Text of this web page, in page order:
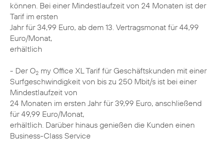
können. Bei einer Mindestlaufzeit von 24 Monaten ist der
Tarif im ersten
Jahr für 34,99 Euro, ab dem 13. Vertragsmonat für 44,99
Euro/Monat,
erhältlich
- Der O2 my Office XL Tarif für Geschäftskunden mit einer
Surfgeschwindigkeit von bis zu 250 Mbit/s ist bei einer
Mindestlaufzeit von
24 Monaten im ersten Jahr für 39,99 Euro, anschließend
für 49,99 Euro/Monat,
erhältlich. Darüber hinaus genießen die Kunden einen
Business-Class Service